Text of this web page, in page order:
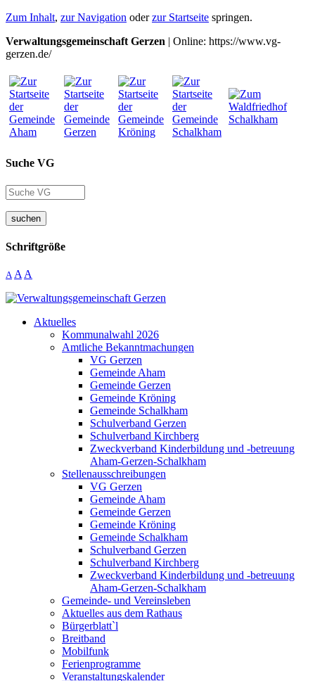
Zum Inhalt, zur Navigation oderzur Startseite springen.
Verwaltungsgemeinschaft Gerzen | Online: https://www.vg-
gerzen.de/
Suche VG
suchen
Schriftgröße
A A A
Aktuelles
Kommunalwahl 2026
Amtliche Bekanntmachungen
VG Gerzen
Gemeinde Aham
Gemeinde Gerzen
Gemeinde Kröning
Gemeinde Schalkham
Schulverband Gerzen
Schulverband Kirchberg
Zweckverband Kinderbildung und -betreuung
Aham-Gerzen-Schalkham
Stellenausschreibungen
VG Gerzen
Gemeinde Aham
Gemeinde Gerzen
Gemeinde Kröning
Gemeinde Schalkham
Schulverband Gerzen
Schulverband Kirchberg
Zweckverband Kinderbildung und -betreuung
Aham-Gerzen-Schalkham
Gemeinde- und Vereinsleben
Aktuelles aus dem Rathaus
Bürgerblatt`l
Breitband
Mobilfunk
Ferienprogramme
Veranstaltungskalender